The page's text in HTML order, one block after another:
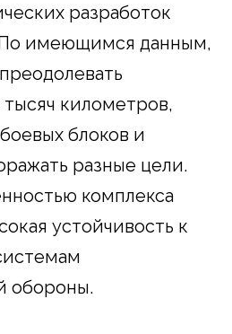
разработок
имеющимся данным,
тысяч километров,
блоков и
разные цели.
комплекса
устойчивость к
обороны.